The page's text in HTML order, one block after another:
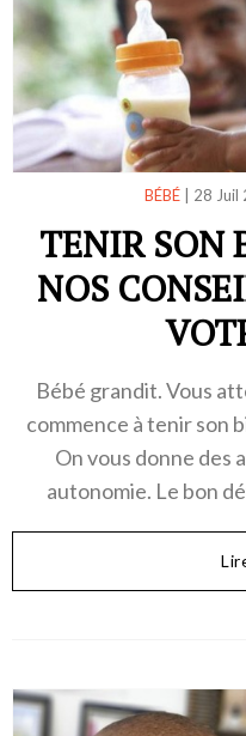
BÉBÉ 28 Juil
TENIR SON
NOS
Bébé grandit. Vous
commence à tenir son
On vous donne des
autonomie. Le bon